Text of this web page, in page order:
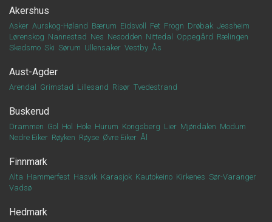
Akershus
Asker Aurskog-Høland Bærum Eidsvoll Fet Frogn Drøbak Jessheim
Lørenskog Nannestad Nes Nesodden Nittedal Oppegård Rælingen
Skedsmo Ski Sørum Ullensaker Vestby Ås
Aust-Agder
Arendal Grimstad Lillesand Risør Tvedestrand
Buskerud
Drammen Gol Hol Hole Hurum Kongsberg Lier Mjøndalen Modum
Nedre Eiker Røyken Røyse Øvre Eiker Ål
Finnmark
Alta Hammerfest Hasvik Karasjok Kautokeino Kirkenes Sør-Varanger
Vadsø
Hedmark